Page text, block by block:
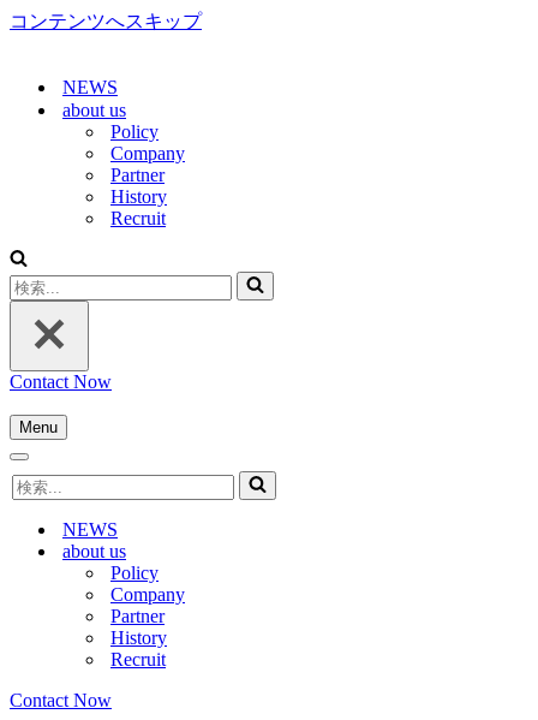
コンテンツへスキップ
NEWS
about us
Policy
Company
Partner
History
Recruit
検
索...
Contact Now
Menu
ナ
ゲ
シ
ョ
ナ
ビ
検
索...
NEWS
about us
Policy
Company
Partner
History
Recruit
Contact Now